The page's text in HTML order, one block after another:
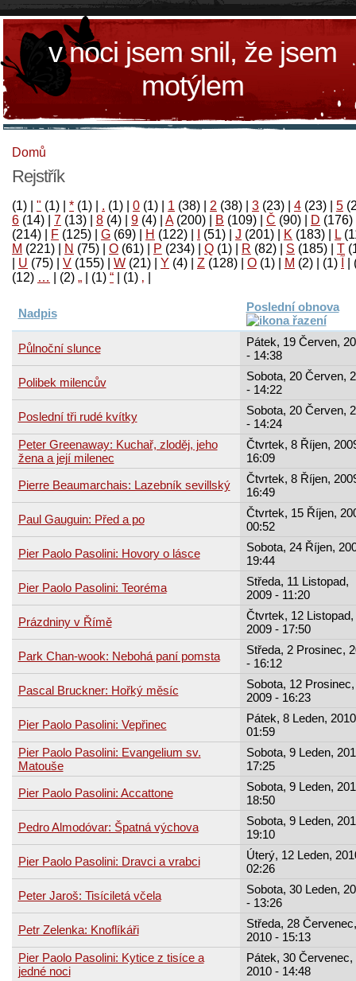
v noci jsem snil, že jsem
motýlem
Domů
Rejstřík
(1) " (1) * (1) . (1) 0 (1) 1 (38) 2 (38) 3 (23) 4 (23) 5
6 (14) 7 (13) 8 (4) 9 (4) A(200) B (109) Č (90) D (176)
(214)
F (125) G (69) H (122) (51) J (201) K (183) L
M (221) N (75) O (61) P (234) Q (1) R (82) S (185) T
U (75) V (155) W (21) Y (4) Z (128) Ο (1) М (2)
(1)
‚
(1)
“
(1)
„
(2)
…
(12)
Nadpis Poslední obnova
Půlnoční slunce
Pátek, 19 Červen,
- 14:38
Polibek milencův
Sobota, 20 Červen,
- 14:22
Poslední tři rudé kvítky
Sobota, 20 Červen,
- 14:24
Peter Greenaway: Kuchař, zloděj, jeho
žena a její milenec
Čtvrtek, 8 Říjen,
16:09
Pierre Beaumarchais: Lazebník sevillský
Čtvrtek, 8 Říjen,
16:49
Paul Gauguin: Před a po
Čtvrtek, 15 Říjen,
00:52
Pier Paolo Pasolini: Hovory o lásce
Sobota, 24 Říjen,
19:44
Pier Paolo Pasolini: Teoréma
Středa, 11 Listopad,
2009 - 11:20
Prázdniny v Římě
Čtvrtek, 12 Listopad,
2009 - 17:50
Park Chan-wook: Nebohá paní pomsta
Středa, 2 Prosinec,
- 16:12
Pascal Bruckner: Hořký měsíc
Sobota, 12 Prosinec,
2009 - 16:23
Pier Paolo Pasolini: Vepřinec
Pátek, 8 Leden,
01:59
Pier Paolo Pasolini: Evangelium sv.
Matouše
Sobota, 9 Leden,
17:25
Pier Paolo Pasolini: Accattone
Sobota, 9 Leden,
18:50
Pedro Almodóvar: Špatná výchova
Sobota, 9 Leden,
19:10
Pier Paolo Pasolini: Dravci a vrabci
Úterý, 12 Leden,
02:26
Peter Jaroš: Tisíciletá včela
Sobota, 30 Leden,
- 13:26
Petr Zelenka: Knoflíkáři
Středa, 28 Červenec,
2010 - 15:13
Pier Paolo Pasolini: Kytice z tisíce a
jedné noci
Pátek, 30 Červenec,
2010 - 14:48